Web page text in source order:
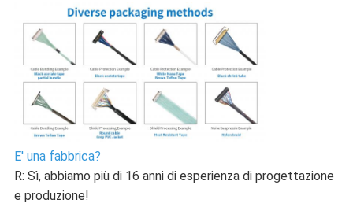
E' una fabbrica?
R: Sì, abbiamo più di 16 anni di esperienza di progettazione
e produzione!